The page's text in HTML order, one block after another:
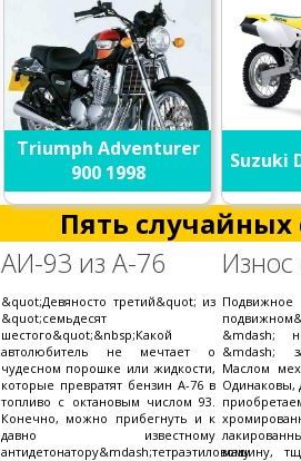
Triumph Adventurer
900 1998
Suzuki
Пять случайных
АИ-93 из А-76
&quot;Девяносто третий&quot; из
&quot;семьдесят
шестого&quot;&nbsp;Какой
автолюбитель не мечтает о
чудесном порошке или жидкости,
которые превратят бензин А-76 в
топливо с октановым числом 93.
Конечно, можно прибегнуть и к
давно известному
антидетонатору&mdash;тетраэтиловому
Износ
&mdash;
&mdash;
Маслом
Одинаковы,
машину,